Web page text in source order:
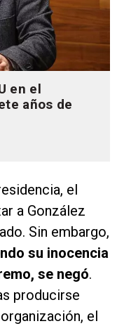
en el
años de
el
a González
Sin embargo,
su inocencia
se negó.
producirse
el